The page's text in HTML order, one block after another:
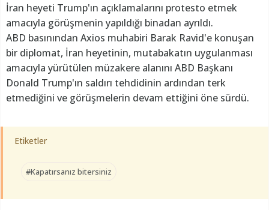
İran heyeti Trump'ın açıklamalarını protesto etmek
amacıyla görüşmenin yapıldığı binadan ayrıldı.
ABD basınından Axios muhabiri Barak Ravid'e konuşan
bir diplomat, İran heyetinin, mutabakatın uygulanması
amacıyla yürütülen müzakere alanını ABD Başkanı
Donald Trump'ın saldırı tehdidinin ardından terk
etmediğini ve görüşmelerin devam ettiğini öne sürdü.
Etiketler
#Kapatırsanız bitersiniz